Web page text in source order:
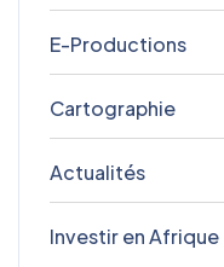
E-Productions
Cartographie
Actualités
Investir en Afrique